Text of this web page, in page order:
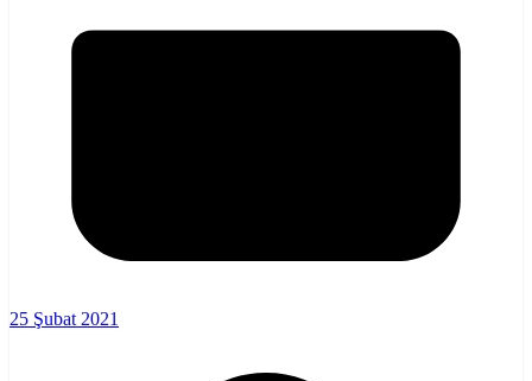
25 Şubat 2021